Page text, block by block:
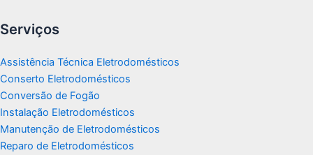
Serviços
Assistência Técnica Eletrodomésticos
Conserto Eletrodomésticos
Conversão de Fogão
Instalação Eletrodomésticos
Manutenção de Eletrodomésticos
Reparo de Eletrodomésticos